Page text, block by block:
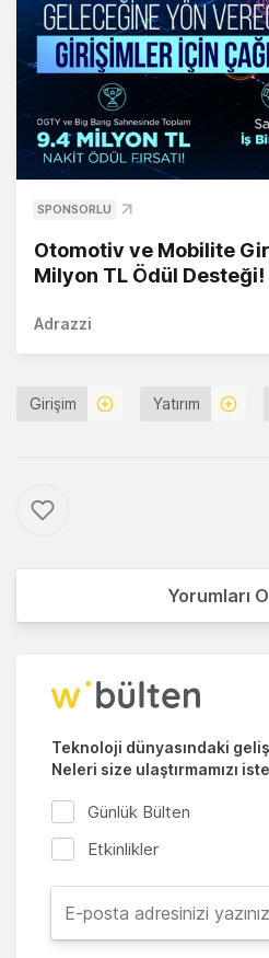
SPONSORLU
Otomotiv ve Mobilite
Milyon TL Ödül Desteği!
Adrazzi
Girişim Yatırım
Yorumları
Teknoloji dünyasındaki
Neleri size ulaştırmamızı
Günlük Bülten
Etkinlikler